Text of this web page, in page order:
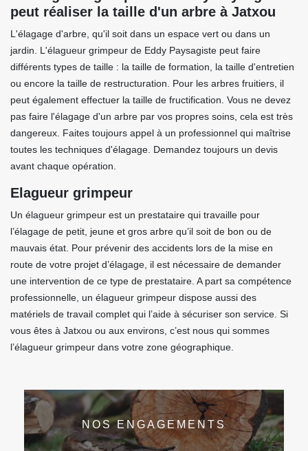
peut réaliser la taille d'un arbre à Jatxou
L'élagage d'arbre, qu'il soit dans un espace vert ou dans un
jardin. L'élagueur grimpeur de Eddy Paysagiste peut faire
différents types de taille : la taille de formation, la taille d'entretien
ou encore la taille de restructuration. Pour les arbres fruitiers, il
peut également effectuer la taille de fructification. Vous ne devez
pas faire l'élagage d'un arbre par vos propres soins, cela est très
dangereux. Faites toujours appel à un professionnel qui maîtrise
toutes les techniques d'élagage. Demandez toujours un devis
avant chaque opération.
Elagueur grimpeur
Un élagueur grimpeur est un prestataire qui travaille pour
l’élagage de petit, jeune et gros arbre qu’il soit de bon ou de
mauvais état. Pour prévenir des accidents lors de la mise en
route de votre projet d’élagage, il est nécessaire de demander
une intervention de ce type de prestataire. A part sa compétence
professionnelle, un élagueur grimpeur dispose aussi des
matériels de travail complet qui l’aide à sécuriser son service. Si
vous êtes à Jatxou ou aux environs, c’est nous qui sommes
l’élagueur grimpeur dans votre zone géographique.
NOS ENGAGEMENTS